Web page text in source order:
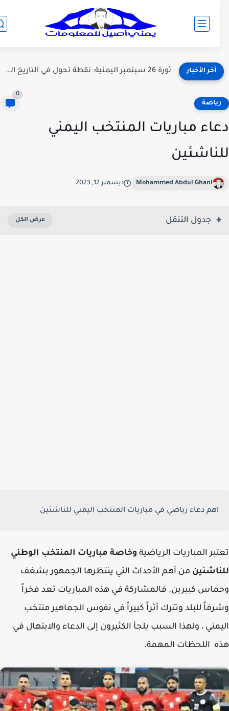
آخر الأخبار ثورة 26 سبتمبر اليمنية: نقطة تحول في التاريخ اليمني خلفياتها...
مباريات المنتخب اليمني
Mohammed Abdul Ghani ديسمبر 12, 2023
جدول التنقل
اهم دعاء رياضي في مباريات المنتخب اليمني للناشئين
المباريات الرياضيةوخاصة مباريات المنتخب الوطني
من أهم الأحداث التي ينتظرها الجمهور بشغف
كبيرين. فالمشاركة في هذه المباريات تعد فخراً
للبلد وتترك أثراً كبيراً في نفوس الجماهير منتخب
، ولهذا السبب يلجأ الكثيرون إلى الدعاء والابتهال في
اللحظات المهمة.